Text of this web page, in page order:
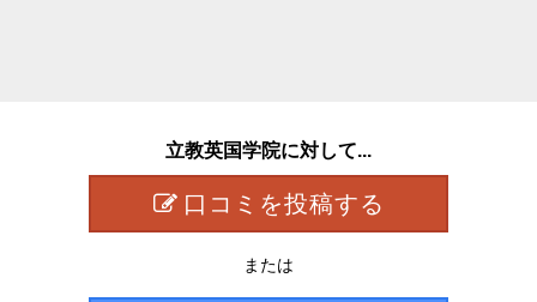
立教英国学院に対して...
口コミを投稿する
または